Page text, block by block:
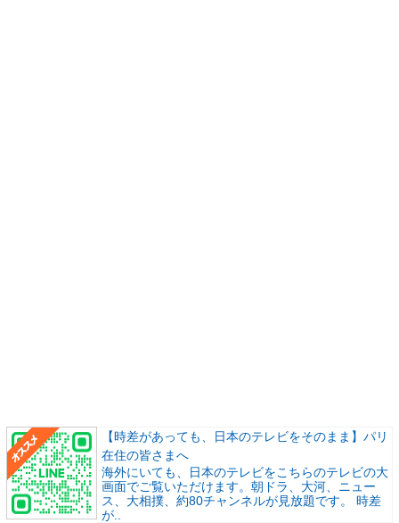
【時差があっても、日本のテレビをそのまま】パリ
在住の皆さまへ
海外にいても、日本のテレビをこちらのテレビの大
画面でご覧いただけます。朝ドラ、大河、ニュー
ス、大相撲、約80チャンネルが見放題です。 時差
が..